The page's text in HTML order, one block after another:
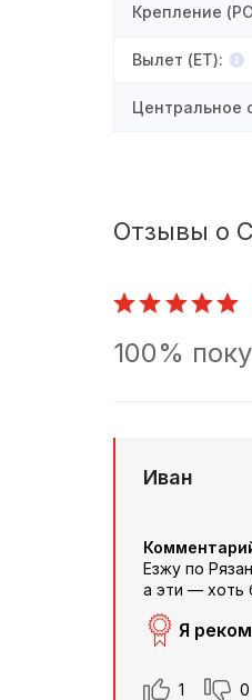
Крепление
Вылет (ET):
Центральное
Отзывы о
100%
Иван
Езжу по
а эти — хоть
Я
1 0